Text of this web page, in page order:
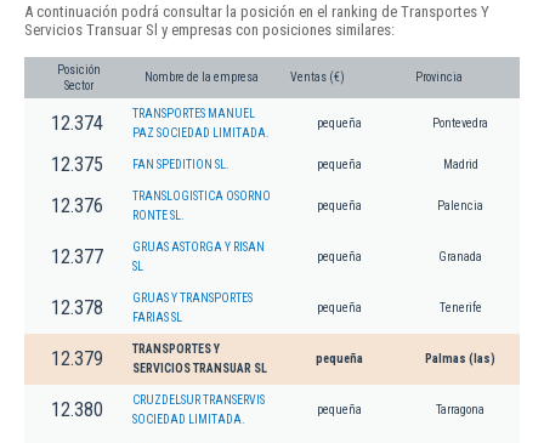
A continuación podrá consultar la posición en el ranking de Transportes Y
Servicios Transuar Sl y empresas con posiciones similares:
Posición
Sector
Nombre de la empresa Ventas (€) Provincia
12.374
TRANSPORTES MANUEL
PAZ SOCIEDAD LIMITADA.
pequeña Pontevedra
12.375 FAN SPEDITION SL. pequeña Madrid
12.376
TRANSLOGISTICA OSORNO
RONTE SL.
pequeña Palencia
12.377
GRUAS ASTORGA Y RISAN
SL
pequeña Granada
12.378
GRUAS Y TRANSPORTES
FARIAS SL
pequeña Tenerife
12.379
TRANSPORTES Y
SERVICIOS TRANSUAR SL
pequeña Palmas (las)
12.380
CRUZDELSUR TRANSERVIS
SOCIEDAD LIMITADA.
pequeña Tarragona